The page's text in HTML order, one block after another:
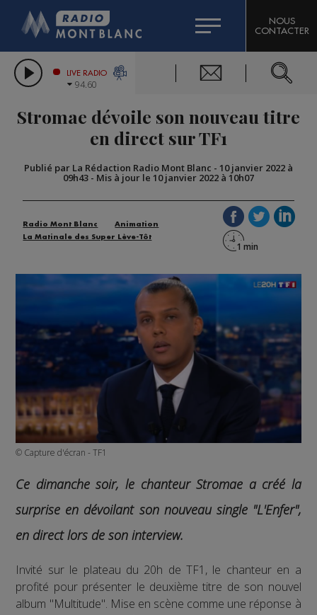
LES CHRONIQUES DE L'EXPERT
CITIZEN MACHINERY
GRAND MASSIF DOMAINES SKIABLES
BIGARD
COMPAGNIE DU MONT-BLANC
NOUS
CONTACTER
LIVE RADIO
94.60
Stromae dévoile son nouveau titre
en direct sur TF1
Publié par La Rédaction Radio Mont Blanc - 10 janvier 2022 à
09h43 - Mis à jour le 10 janvier 2022 à 10h07
Radio Mont Blanc
Animation
La Matinale des Super Lève-Tôt
© Capture d'écran - TF1
Ce dimanche soir, le chanteur Stromae a créé la
surprise en dévoilant son nouveau single "L'Enfer",
en direct lors de son interview.
Invité sur le plateau du 20h de TF1, le chanteur en a
profité pour présenter le deuxième titre de son nouvel
album "Multitude". Mise en scène comme une réponse à